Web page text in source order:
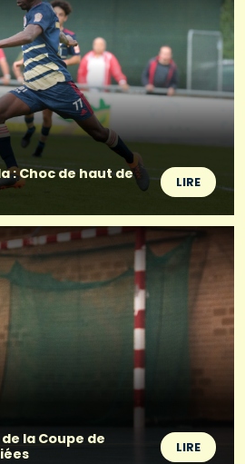
: Choc de haut de
LIRE
la Coupe de
LIRE